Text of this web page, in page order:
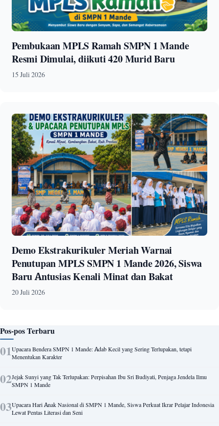
Pembukaan MPLS Ramah SMPN 1 Mande
Resmi Dimulai, diikuti 420 Murid Baru
15 Juli 2026
Demo Ekstrakurikuler Meriah Warnai
Penutupan MPLS SMPN 1 Mande 2026, Siswa
Baru Antusias Kenali Minat dan Bakat
20 Juli 2026
Pos-pos Terbaru
Upacara Bendera SMPN 1 Mande: Adab Kecil yang Sering Terlupakan, tetapi
Menentukan Karakter
Jejak Sunyi yang Tak Terlupakan: Perpisahan Ibu Sri Budiyati, Penjaga Jendela Ilmu
SMPN 1 Mande
Upacara Hari Anak Nasional di SMPN 1 Mande, Siswa Perkuat Ikrar Pelajar Indonesia
Lewat Pentas Literasi dan Seni